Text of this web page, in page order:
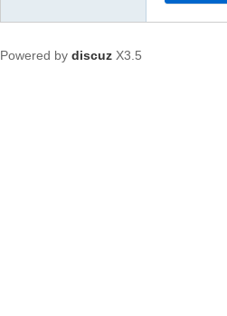
Powered by discuz X3.5